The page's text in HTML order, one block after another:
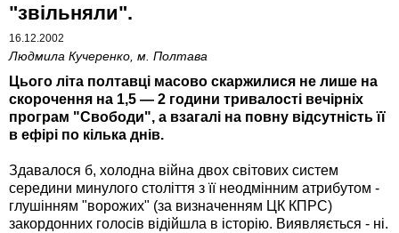
"звільняли".
16.12.2002
Людмила Кучеренко, м. Полтава
Цього літа полтавці масово скаржилися не лише на
скорочення на 1,5 — 2 години тривалості вечірніх
програм "Свободи", а взагалі на повну відсутність її
в ефірі по кілька днів.
Здавалося б, холодна війна двох світових систем
середини минулого століття з її неодмінним атрибутом -
глушінням "ворожих" (за визначенням ЦК КПРС)
закордонних голосів відійшла в історію. Виявляється - ні.